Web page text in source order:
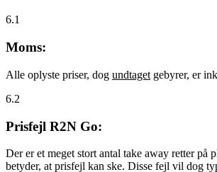
6.1
Moms:
Alle oplyste priser, dog undtaget gebyrer, er
6.2
Prisfejl R2N Go:
Der er et meget stort antal take away retter på
betyder, at prisfejl kan ske. Disse fejl vil dog